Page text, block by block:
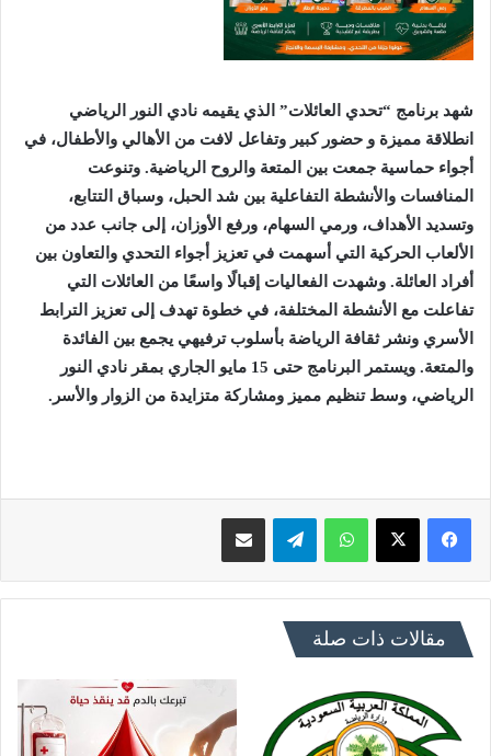
شهد برنامج “تحدي العائلات” الذي يقيمه نادي النور الرياضي
انطلاقة مميزة و حضور كبير وتفاعل لافت من الأهالي والأطفال، في
أجواء حماسية جمعت بين المتعة والروح الرياضية. وتنوعت
المنافسات والأنشطة التفاعلية بين شد الحبل، وسباق التتابع،
وتسديد الأهداف، ورمي السهام، ورفع الأوزان، إلى جانب عدد من
الألعاب الحركية التي أسهمت في تعزيز أجواء التحدي والتعاون بين
أفراد العائلة. وشهدت الفعاليات إقبالًا واسعًا من العائلات التي
تفاعلت مع الأنشطة المختلفة، في خطوة تهدف إلى تعزيز الترابط
الأسري ونشر ثقافة الرياضة بأسلوب ترفيهي يجمع بين الفائدة
والمتعة.
ويستمر البرنامج حتى 15 مايو الجاري بمقر نادي النور
الرياضي، وسط تنظيم مميز ومشاركة متزايدة من الزوار والأسر.
فيسبوك X واتساب تيلقرام
مقالات ذات صلة